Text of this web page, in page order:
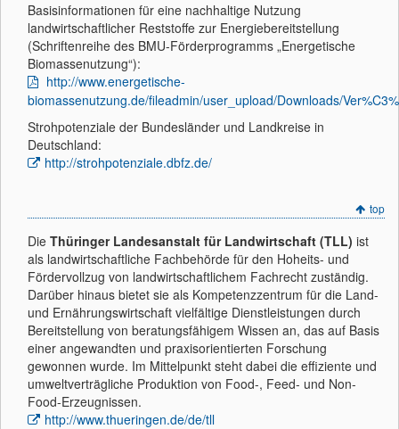
Basisinformationen für eine nachhaltige Nutzung
landwirtschaftlicher Reststoffe zur Energiebereitstellung
(Schriftenreihe des BMU-Förderprogramms „Energetische
Biomassenutzung“):
http://www.energetische-
biomassenutzung.de/fileadmin/user_upload/Downloads/
Strohpotenziale der Bundesländer und Landkreise in
Deutschland:
http://strohpotenziale.dbfz.de/
top
Die Thüringer Landesanstalt für Landwirtschaft (TLL) ist
als landwirtschaftliche Fachbehörde für den Hoheits- und
Fördervollzug von landwirtschaftlichem Fachrecht zuständig.
Darüber hinaus bietet sie als Kompetenzzentrum für die Land-
und Ernährungswirtschaft vielfältige Dienstleistungen durch
Bereitstellung von beratungsfähigem Wissen an, das auf Basis
einer angewandten und praxisorientierten Forschung
gewonnen wurde. Im Mittelpunkt steht dabei die effiziente und
umweltverträgliche Produktion von Food-, Feed- und Non-
Food-Erzeugnissen.
http://www.thueringen.de/de/tll